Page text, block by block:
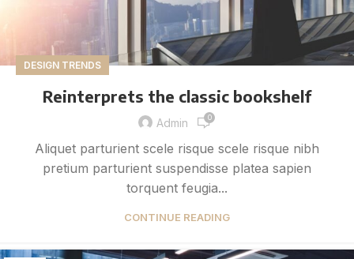
DESIGN TRENDS
Reinterprets the classic bookshelf
Admin 0
Aliquet parturient scele risque scele risque nibh
pretium parturient suspendisse platea sapien
torquent feugia...
CONTINUE READING